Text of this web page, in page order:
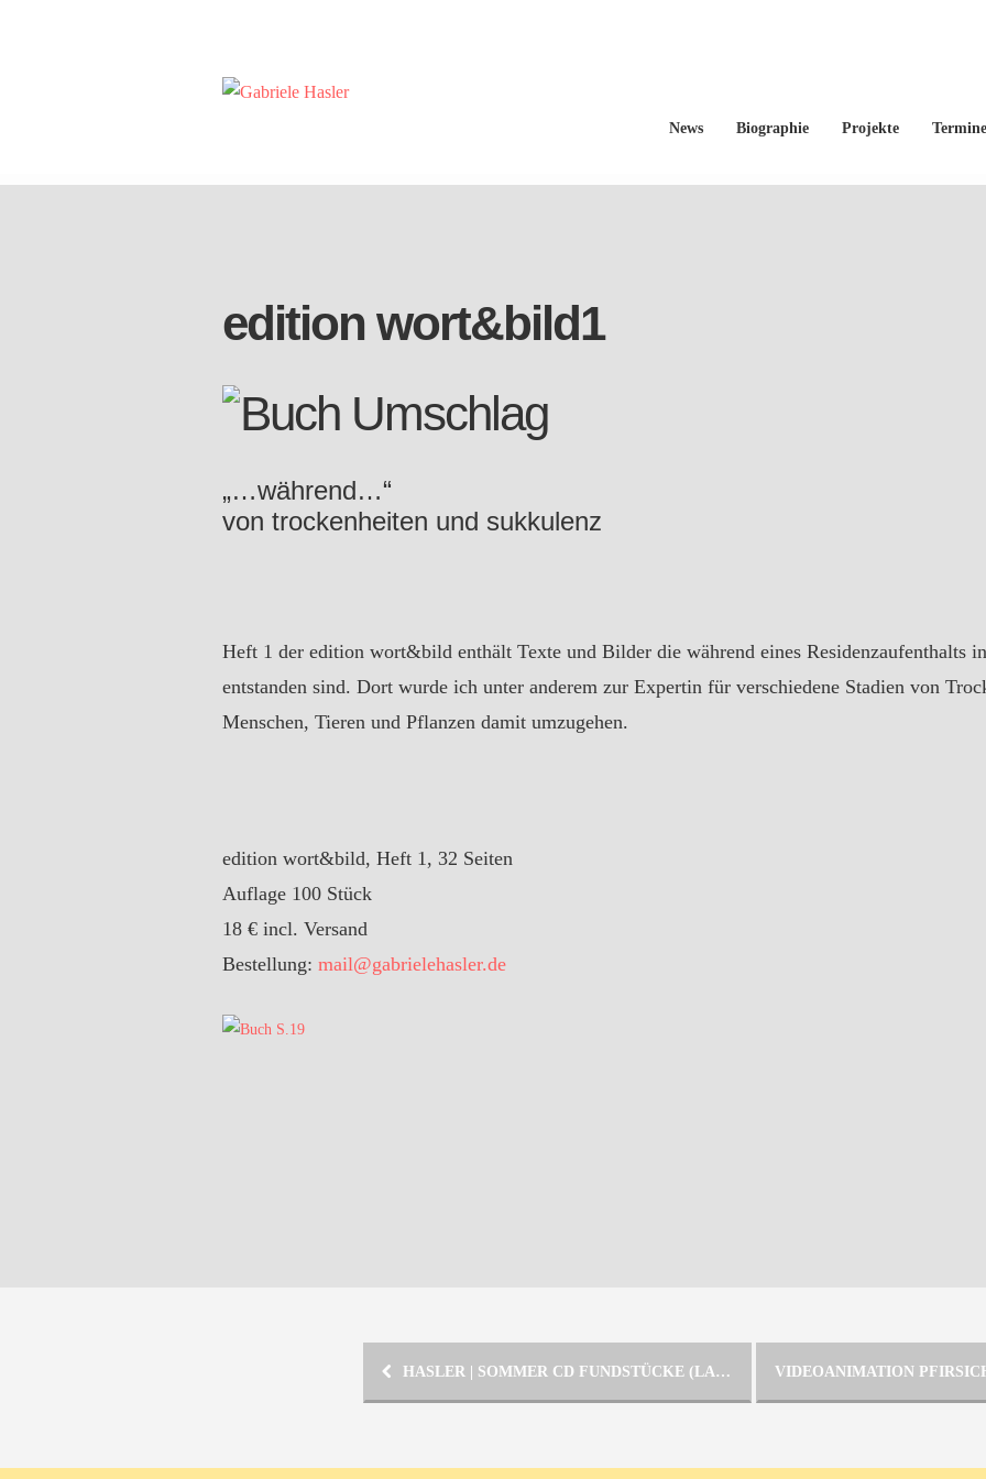
News Biographie Projekte Termine
edition wort&bild1
„…während…“
von trockenheiten und sukkulenz
Heft 1 der edition wort&bild enthält Texte und Bilder die während eines Residenzaufenthalts
entstanden sind. Dort wurde ich unter anderem zur Expertin für verschiedene Stadien von
Menschen, Tieren und Pflanzen damit umzugehen.
edition wort&bild, Heft 1, 32 Seiten
Auflage 100 Stück
18 € incl. Versand
Bestellung: mail@gabrielehasler.de
HASLER | SOMMER CD FUNDSTÜCKE (LAIKA) VIDEOANIMATION